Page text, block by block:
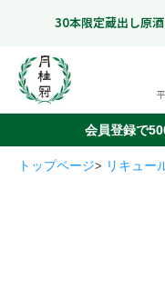
30本限定蔵出し原
こだ
いつ
ギフ
(ノン
リキ
ドイ
オリ
京都
ミネ
価格
999
1,000
2,000
3,000
会員登録で
トップページ リキュー